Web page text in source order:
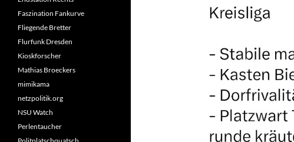
Faszination Fankurve
Fliegende Bretter
Flurfunk Dresden
Kioskforscher
Mathias Broeckers
mimikama
netzpolitik.org
NSU Watch
Perlentaucher